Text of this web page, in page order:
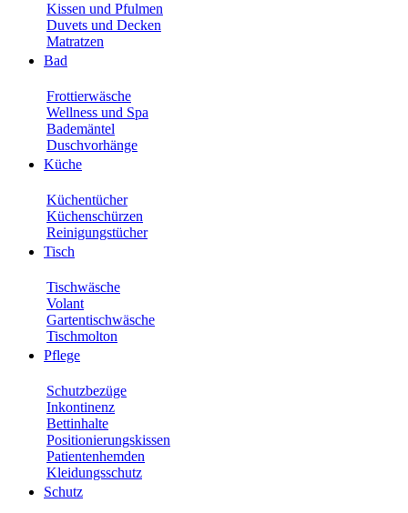
Kissen und Pfulmen
Duvets und Decken
Matratzen
Bad
Frottierwäsche
Wellness und Spa
Bademäntel
Duschvorhänge
Küche
Küchentücher
Küchenschürzen
Reinigungstücher
Tisch
Tischwäsche
Volant
Gartentischwäsche
Tischmolton
Pflege
Schutzbezüge
Inkontinenz
Bettinhalte
Positionierungskissen
Patientenhemden
Kleidungsschutz
Schutz